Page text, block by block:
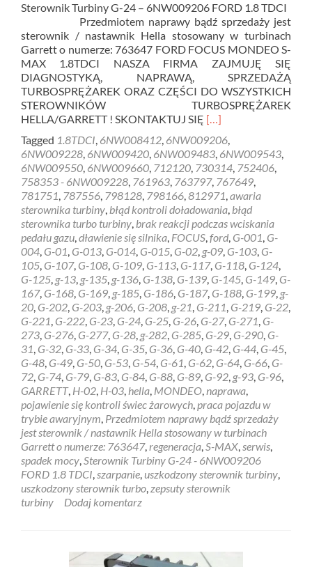
Sterownik Turbiny G-24 – 6NW009206 FORD 1.8 TDCI
Przedmiotem naprawy bądź sprzedaży jest
sterownik / nastawnik Hella stosowany w turbinach
Garrett o numerze: 763647 FORD FOCUS MONDEO S-
MAX 1.8TDCI NASZA FIRMA ZAJMUJĘ SIĘ
DIAGNOSTYKĄ, NAPRAWĄ, SPRZEDAŻĄ
TURBOSPRĘŻAREK ORAZ CZĘŚCI DO WSZYSTKICH
STEROWNIKÓW TURBOSPRĘŻAREK
HELLA/GARRETT ! SKONTAKTUJ SIĘ Read
about
Sterownik
Turbiny
G-
24
–
6NW009206
FORD
1.8
TDCI
[…]
Tagged 1.8TDCI, 6NW008412, 6NW009206,
6NW009228, 6NW009420, 6NW009483, 6NW009543,
6NW009550, 6NW009660, 712120, 730314, 752406,
758353 - 6NW009228, 761963, 763797, 767649,
781751, 787556, 798128, 798166,812971,awaria
sterownika turbiny, błąd kontroli doładowania, błąd
sterownika turbo turbiny, brak reakcji podczas wciskania
pedału gazu,dławienie się silnika, FOCUS,ford, G-001, G-
004, G-01, G-013, G-014, G-015, G-02, g-09, G-103, G-
105, G-107, G-108, G-109, G-113, G-117, G-118, G-124,
G-125, g-13, g-135, g-136, G-138, G-139, G-145, G-149, G-
167, G-168, G-169, g-185, G-186, G-187, G-188, G-199, g-
20, G-202, G-203, g-206, G-208, g-21, G-211, G-219, G-22,
G-221, G-222, G-23, G-24, G-25, G-26, G-27, G-271, G-
273, G-276, G-277, G-28, g-282, G-285, G-29, G-290, G-
31, G-32, G-33, G-34, G-35, G-36, G-40, G-42, G-44, G-45,
G-48, G-49, G-50, G-53, G-54, G-61, G-62, G-64, G-66, G-
72, G-74, G-79, G-83, G-84, G-88, G-89, G-92, g-93, G-96,
GARRETT, H-02, H-03, hella, MONDEO,naprawa,
pojawienie się kontroli świec żarowych,praca pojazdu w
trybie awaryjnym, Przedmiotem naprawy bądź sprzedaży
jest sterownik / nastawnik Hella stosowany w turbinach
Garrett o numerze: 763647,regeneracja,S-MAX,serwis,
spadek mocy,Sterownik Turbiny G-24 - 6NW009206
FORD 1.8 TDCI,szarpanie,uszkodzony sterownik turbiny,
uszkodzony sterownik turbo,zepsuty sterownik
turbiny
Dodaj komentarz